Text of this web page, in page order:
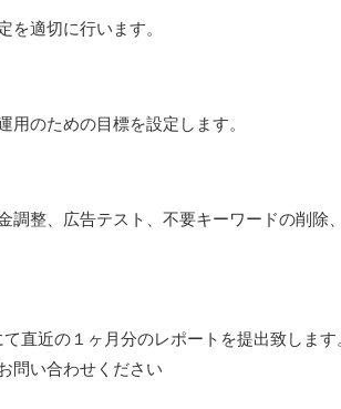
適切に行います。
のための目標を設定します。
調整、広告テスト、不要キーワードの削除
直近の１ヶ月分のレポートを提出致しま
問い合わせください